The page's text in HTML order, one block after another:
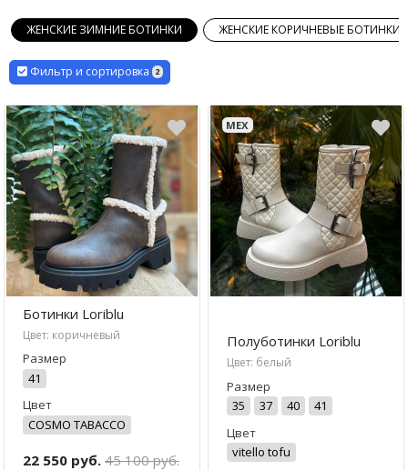
ЖЕНСКИЕ ЗИМНИЕ БОТИНКИ ЖЕНСКИЕ КОРИЧНЕВЫЕ БОТИНКИ
Фильтр и сортировка 2
Ботинки Loriblu
Цвет: коричневый
Размер
41
Цвет
COSMO TABACCO
22 550 руб. 45 100 руб.
МЕХ
Полуботинки Loriblu
Цвет: белый
Размер
35
37 40
41
Цвет
vitello tofu